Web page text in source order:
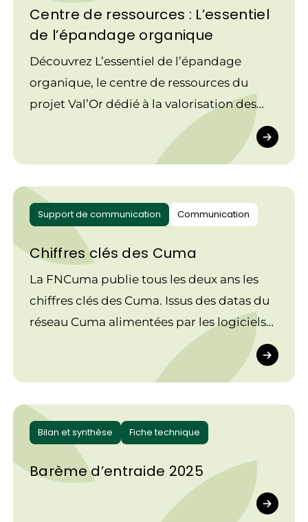
Centre de ressources : L’essentiel
de l’épandage organique
Découvrez L’essentiel de l’épandage
organique, le centre de ressources du
projet Val’Or dédié à la valorisation des
Support de communication Communication
Chiffres clés des Cuma
La FNCuma publie tous les deux ans les
chiffres clés des Cuma. Issus des datas du
réseau Cuma alimentées par les logiciels
utilisés par plus de 90 % des Cuma, ils
montrent toute la dynamique de ces
coopératives dans le paysage agricole
français.
Bilan et synthèse Fiche technique
Barème d’entraide 2025